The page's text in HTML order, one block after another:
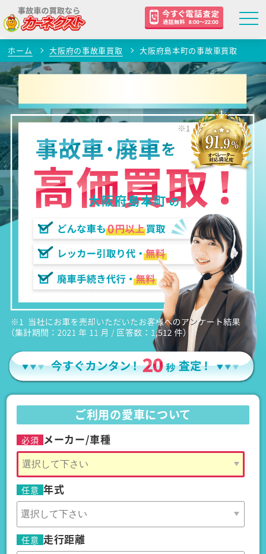
ホーム 大阪府の事故車買取 大阪府島本町の事故車買取
大阪府島本町の
ご利用の愛車について
必須 メーカー/車種
任意 年式
任意 走行距離